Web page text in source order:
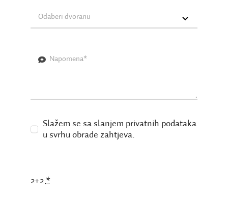
Slažem se sa slanjem privatnih podataka
u svrhu obrade zahtjeva.
2+2 *